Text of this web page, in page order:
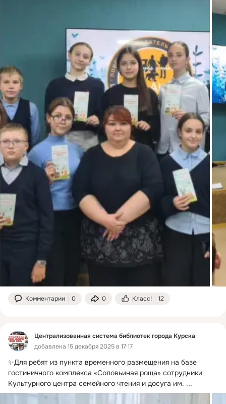
Комментарии 0 0 Класс! 12
Централизованная система библиотек города Курска
добавлена 15 декабря 2025 в 17:17
✨Для ребят из пункта временного размещения на базе
гостиничного комплекса «Соловьиная роща» сотрудники
Культурного центра семейного чтения и досуга им. ...